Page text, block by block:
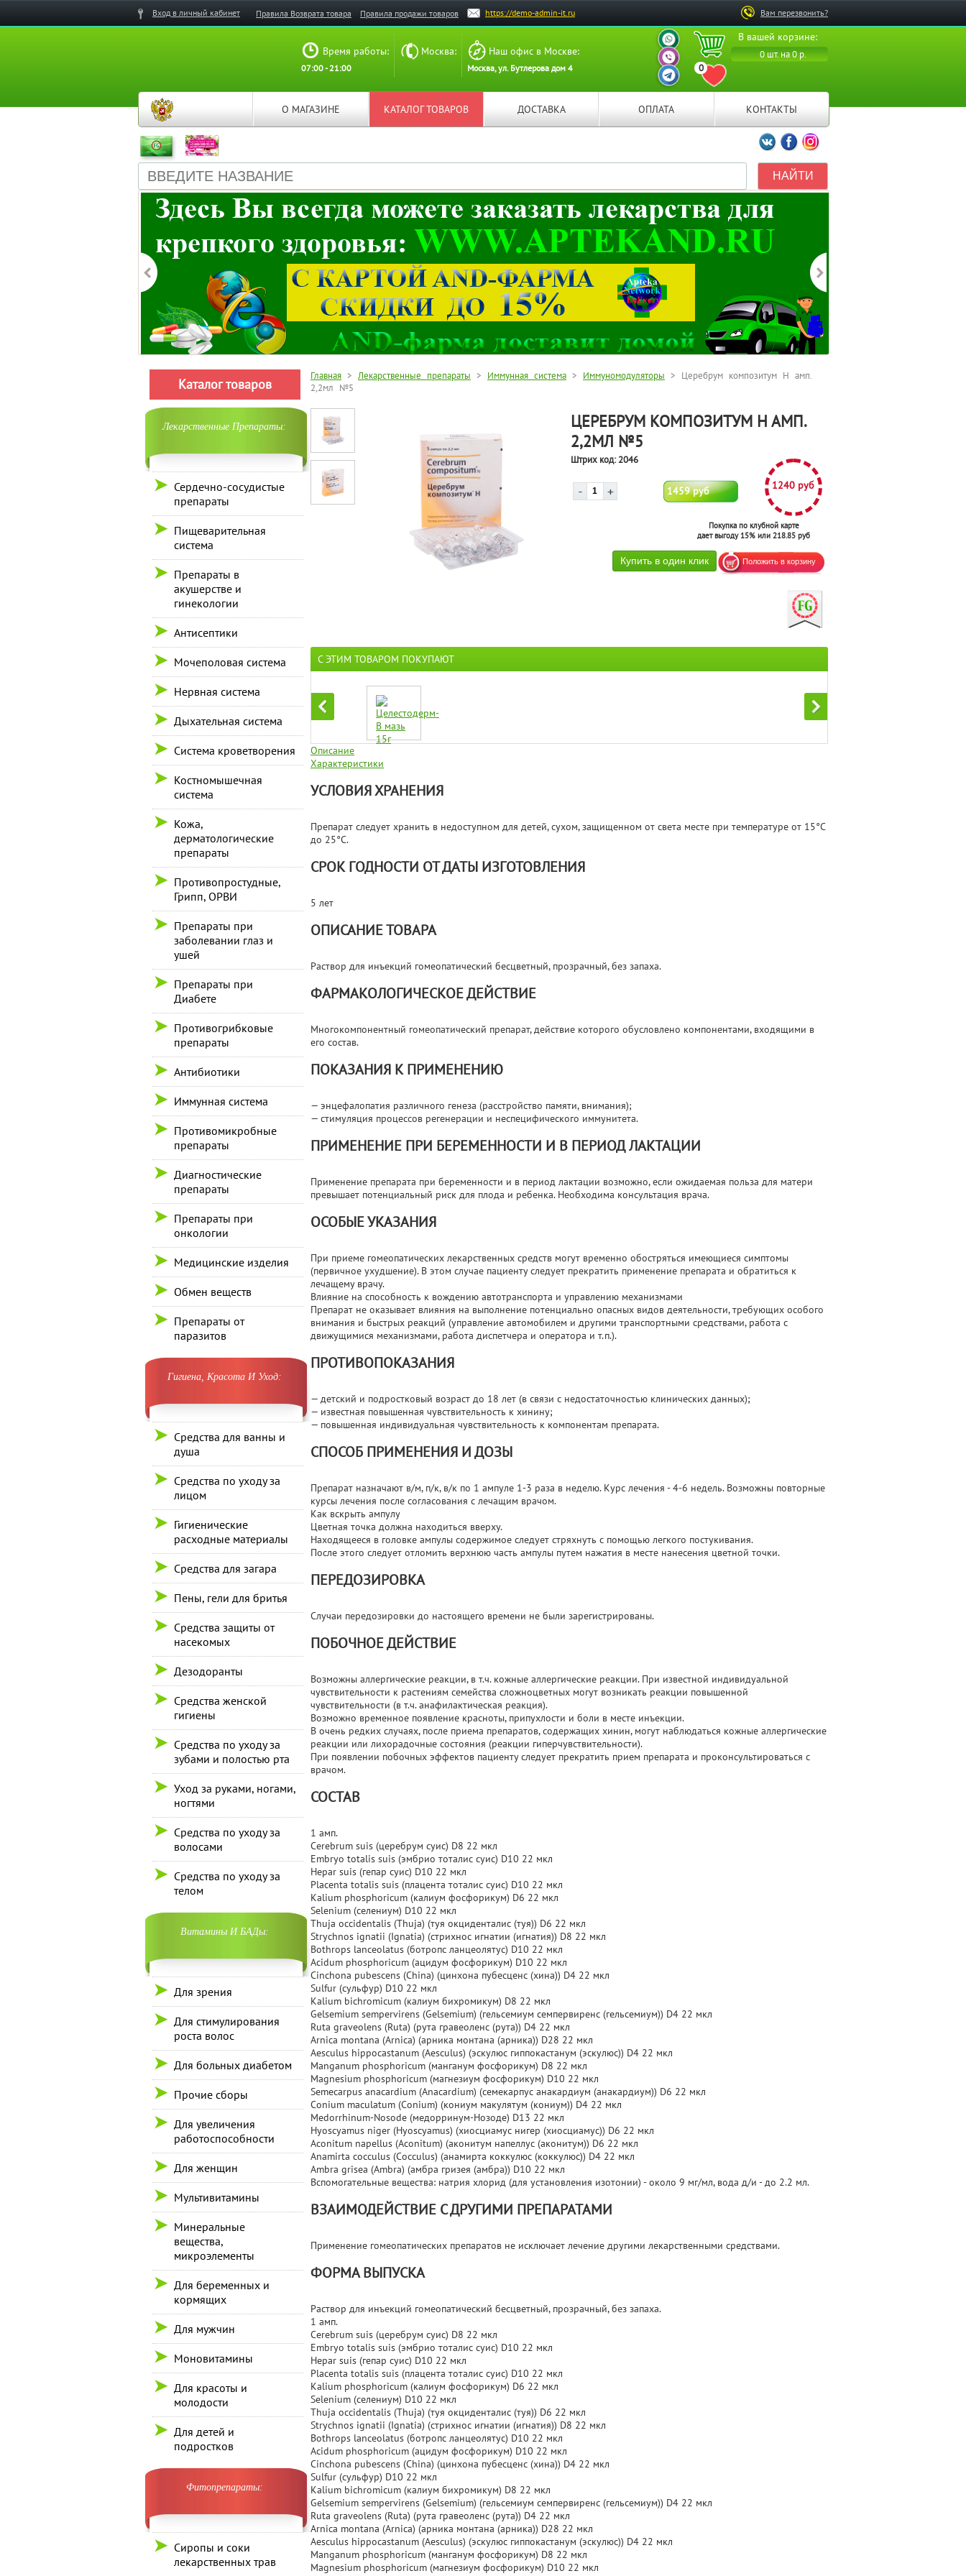
Вам перезвонить?
Вход в личный кабинет Правила Возврата товара Правила продажи товаров https://demo-admin-it.ru
В вашей корзине:
0 шт. на 0 р.
0
ПЕРЕЙТИ В ИЗБРАННОЕ
ВАШ ПЕРСОНАЛЬНЫЙ
МЕНЕДЖЕР
ВАШ ПЕРСОНАЛЬНЫЙ
МЕНЕДЖЕР
ВАШ ПЕРСОНАЛЬНЫЙ
МЕНЕДЖЕР
Время работы:
07:00 - 21:00
Москва: Наш офис в Москве:
Москва, ул. Бутлерова дом 4
О МАГАЗИНЕ КАТАЛОГ ТОВАРОВ ДОСТАВКА ОПЛАТА КОНТАКТЫ
Мы ВКонтакте
Мы на Facebook
Мы в Instagramm
Каталог товаров
Лекарственные Препараты:
Сердечно-сосудистые
препараты
Пищеварительная
система
Препараты в
акушерстве и
гинекологии
Антисептики
Мочеполовая система
Нервная система
Дыхательная система
Система кроветворения
Костномышечная
система
Кожа,
дерматологические
препараты
Противопростудные,
Грипп, ОРВИ
Препараты при
заболевании глаз и
ушей
Препараты при
Диабете
Противогрибковые
препараты
Антибиотики
Иммунная система
Противомикробные
препараты
Диагностические
препараты
Препараты при
онкологии
Медицинские изделия
Обмен веществ
Препараты от
паразитов
Гигиена, Красота И Уход:
Средства для ванны и
душа
Средства по уходу за
лицом
Гигиенические
расходные материалы
Средства для загара
Пены, гели для бритья
Средства защиты от
насекомых
Дезодоранты
Средства женской
гигиены
Средства по уходу за
зубами и полостью рта
Уход за руками, ногами,
ногтями
Средства по уходу за
волосами
Средства по уходу за
телом
Витамины И БАДы:
Для зрения
Для стимулирования
роста волос
Для больных диабетом
Прочие сборы
Для увеличения
работоспособности
Для женщин
Мультивитамины
Минеральные
вещества,
микроэлементы
Для беременных и
кормящих
Для мужчин
Моновитамины
Для красоты и
молодости
Для детей и
подростков
Фитопрепараты:
Сиропы и соки
лекарственных трав
Главная > Лекарственные препараты > Иммунная система > Иммуномодуляторы > Церебрум композитум Н амп.
2,2мл №5
ЦЕРЕБРУМ КОМПОЗИТУМ Н АМП.
2,2МЛ №5
Штрих код:2046
1459 руб 1240 руб
Покупка по клубной карте
дает выгоду 15% или 218.85 руб
С ЭТИМ ТОВАРОМ ПОКУПАЮТ
Описание
Характеристики
УСЛОВИЯ ХРАНЕНИЯ
Препарат следует хранить в недоступном для детей, сухом, защищенном от света месте при температуре от 15°С
до 25°С.
СРОК ГОДНОСТИ ОТ ДАТЫ ИЗГОТОВЛЕНИЯ
5 лет
ОПИСАНИЕ ТОВАРА
Раствор для инъекций гомеопатический бесцветный, прозрачный, без запаха.
ФАРМАКОЛОГИЧЕСКОЕ ДЕЙСТВИЕ
Многокомпонентный гомеопатический препарат, действие которого обусловлено компонентами, входящими в
его состав.
ПОКАЗАНИЯ К ПРИМЕНЕНИЮ
— энцефалопатия различного генеза (расстройство памяти, внимания);
— стимуляция процессов регенерации и неспецифического иммунитета.
ПРИМЕНЕНИЕ ПРИ БЕРЕМЕННОСТИ И В ПЕРИОД ЛАКТАЦИИ
Применение препарата при беременности и в период лактации возможно, если ожидаемая польза для матери
превышает потенциальный риск для плода и ребенка. Необходима консультация врача.
ОСОБЫЕ УКАЗАНИЯ
При приеме гомеопатических лекарственных средств могут временно обостряться имеющиеся симптомы
(первичное ухудшение). В этом случае пациенту следует прекратить применение препарата и обратиться к
лечащему врачу.
Влияние на способность к вождению автотранспорта и управлению механизмами
Препарат не оказывает влияния на выполнение потенциально опасных видов деятельности, требующих особого
внимания и быстрых реакций (управление автомобилем и другими транспортными средствами, работа с
движущимися механизмами, работа диспетчера и оператора и т.п.).
ПРОТИВОПОКАЗАНИЯ
— детский и подростковый возраст до 18 лет (в связи с недостаточностью клинических данных);
— известная повышенная чувствительность к хинину;
— повышенная индивидуальная чувствительность к компонентам препарата.
СПОСОБ ПРИМЕНЕНИЯ И ДОЗЫ
Препарат назначают в/м, п/к, в/к по 1 ампуле 1-3 раза в неделю. Курс лечения - 4-6 недель. Возможны повторные
курсы лечения после согласования с лечащим врачом.
Как вскрыть ампулу
Цветная точка должна находиться вверху.
Находящееся в головке ампулы содержимое следует стряхнуть с помощью легкого постукивания.
После этого следует отломить верхнюю часть ампулы путем нажатия в месте нанесения цветной точки.
ПЕРЕДОЗИРОВКА
Случаи передозировки до настоящего времени не были зарегистрированы.
ПОБОЧНОЕ ДЕЙСТВИЕ
Возможны аллергические реакции, в т.ч. кожные аллергические реакции. При известной индивидуальной
чувствительности к растениям семейства сложноцветных могут возникать реакции повышенной
чувствительности (в т.ч. анафилактическая реакция).
Возможно временное появление красноты, припухлости и боли в месте инъекции.
В очень редких случаях, после приема препаратов, содержащих хинин, могут наблюдаться кожные аллергические
реакции или лихорадочные состояния (реакции гиперчувствительности).
При появлении побочных эффектов пациенту следует прекратить прием препарата и проконсультироваться с
врачом.
СОСТАВ
1 амп.
Cerebrum suis (церебрум суис) D8 22 мкл
Embryo totalis suis (эмбрио тоталис суис) D10 22 мкл
Hepar suis (гепар суис) D10 22 мкл
Placenta totalis suis (плацента тоталис суис) D10 22 мкл
Kalium phosphoricum (калиум фосфорикум) D6 22 мкл
Selenium (селениум) D10 22 мкл
Thuja occidentalis (Thuja) (туя окциденталис (туя)) D6 22 мкл
Strychnos ignatii (Ignatia) (стрихнос игнатии (игнатия)) D8 22 мкл
Bothrops lanceolatus (ботропс ланцеолятус) D10 22 мкл
Acidum phosphoricum (ацидум фосфорикум) D10 22 мкл
Cinchona pubescens (China) (цинхона пубесценс (хина)) D4 22 мкл
Sulfur (сульфур) D10 22 мкл
Kalium bichromicum (калиум бихромикум) D8 22 мкл
Gelsemium sempervirens (Gelsemium) (гельсемиум семпервиренс (гельсемиум)) D4 22 мкл
Ruta graveolens (Ruta) (рута гравеоленс (рута)) D4 22 мкл
Arnica montana (Arnica) (арника монтана (арника)) D28 22 мкл
Aesculus hippocastanum (Aesculus) (эскулюс гиппокастанум (эскулюс)) D4 22 мкл
Manganum phosphoricum (манганум фосфорикум) D8 22 мкл
Magnesium phosphoricum (магнезиум фосфорикум) D10 22 мкл
Semecarpus anacardium (Anacardium) (семекарпус анакардиум (анакардиум)) D6 22 мкл
Conium maculatum (Conium) (кониум макулятум (кониум)) D4 22 мкл
Medorrhinum-Nosode (медорринум-Нозоде) D13 22 мкл
Hyoscyamus niger (Hyoscyamus) (хиосциамус нигер (хиосциамус)) D6 22 мкл
Aconitum napellus (Aconitum) (аконитум напеллус (аконитум)) D6 22 мкл
Anamirta cocculus (Cocculus) (анамирта коккулюс (коккулюс)) D4 22 мкл
Ambra grisea (Ambra) (амбра гризея (амбра)) D10 22 мкл
Вспомогательные вещества: натрия хлорид (для установления изотонии) - около 9 мг/мл, вода д/и - до 2.2 мл.
ВЗАИМОДЕЙСТВИЕ С ДРУГИМИ ПРЕПАРАТАМИ
Применение гомеопатических препаратов не исключает лечение другими лекарственными средствами.
ФОРМА ВЫПУСКА
Раствор для инъекций гомеопатический бесцветный, прозрачный, без запаха.
1 амп.
Cerebrum suis (церебрум суис) D8 22 мкл
Embryo totalis suis (эмбрио тоталис суис) D10 22 мкл
Hepar suis (гепар суис) D10 22 мкл
Placenta totalis suis (плацента тоталис суис) D10 22 мкл
Kalium phosphoricum (калиум фосфорикум) D6 22 мкл
Selenium (селениум) D10 22 мкл
Thuja occidentalis (Thuja) (туя окциденталис (туя)) D6 22 мкл
Strychnos ignatii (Ignatia) (стрихнос игнатии (игнатия)) D8 22 мкл
Bothrops lanceolatus (ботропс ланцеолятус) D10 22 мкл
Acidum phosphoricum (ацидум фосфорикум) D10 22 мкл
Cinchona pubescens (China) (цинхона пубесценс (хина)) D4 22 мкл
Sulfur (сульфур) D10 22 мкл
Kalium bichromicum (калиум бихромикум) D8 22 мкл
Gelsemium sempervirens (Gelsemium) (гельсемиум семпервиренс (гельсемиум)) D4 22 мкл
Ruta graveolens (Ruta) (рута гравеоленс (рута)) D4 22 мкл
Arnica montana (Arnica) (арника монтана (арника)) D28 22 мкл
Aesculus hippocastanum (Aesculus) (эскулюс гиппокастанум (эскулюс)) D4 22 мкл
Manganum phosphoricum (манганум фосфорикум) D8 22 мкл
Magnesium phosphoricum (магнезиум фосфорикум) D10 22 мкл